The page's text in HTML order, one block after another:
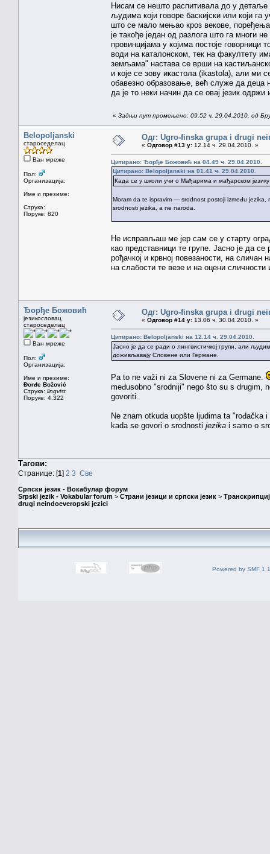
Нисам се нешто распитивала до у детаље
људима који говоре баскијски или који га
што се мало мењао кроз векове,
је такође један од разлога што га многи
провинцијама у којима постоје
води на каталонском, тек на факултету
земљама" настава се врши на
и које се зову икастола (ikastola), али ми
обавезно образовање, већ служе да деца
да је то неки начин да се овај језик
« Задњи пут промењено: 09.52 ч. 29.04.2010. од
Belopoljanski
староседелац
Ван мреже
Пол:
Организација:
Име и презиме:
Струка:
Поруке: 820
Одг: Ugro-finska grupa i drugi
« Одговор #13 у: 12.14 ч. 29.04.2010. »
Цитирано: Ђорђе Божовић на 04.49 ч. 29.04.2010.
Цитирано: Belopoljanski на 01.41 ч. 29.04.2010.
Када се у школи учи о Мађарима и мађарском језику
Moram da te ispravim — srodnost postoji između
srodnosti jezika, a ne naroda.
Не исправљаш ме јер сам се у старту
као представници те групе. Јасно је да
рођачкој и крвној повезаности, на
на слабости те везе и на оцени
Ђорђе Божовић
језикословац
староседелац
Ван мреже
Пол:
Организација:
Име и презиме:
Đorđe Božović
Струка: lingvist
Поруке: 4.322
Одг: Ugro-finska grupa i drugi
« Одговор #14 у: 13.06 ч. 30.04.2010. »
Цитирано: Belopoljanski на 12.14 ч. 29.04.2010.
Јасно је да се ради о лингвистичкој групи, али
доживљавају Словене или Германе.
Pa to ne važi ni za Slovene ni za Germane.
međusobno "srodniji" nego što su s drugim,
govoriti.
Ne znam otkuda uopšte ljudima ta "rođačka
kada se govori o srodnosti jezika i samo o
Тагови:
Странице: [1] 2 3 Све
Српски језик - Вокабулар форум
Srpski jezik - Vokabular forum > Страни језици и српски језик >
drugi neindoeveropski jezici
Powered by SMF